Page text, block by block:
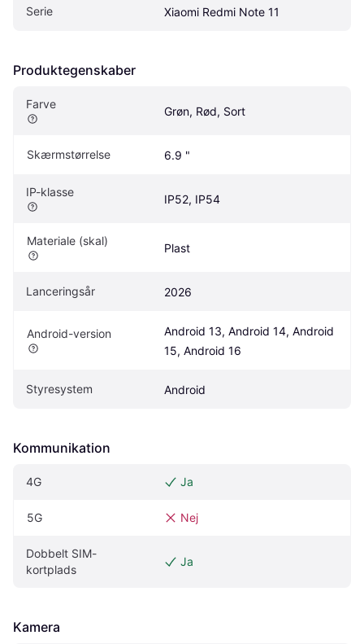
Serie Xiaomi Redmi Note 11
Produktegenskaber
Farve
Grøn, Rød, Sort
Skærmstørrelse 6.9 "
IP-klasse
IP52, IP54
Materiale (skal)
Plast
Lanceringsår 2026
Android-version
Android 13, Android 14, Android
15, Android 16
Styresystem Android
Kommunikation
4G Ja
5G Nej
Dobbelt SIM-
kortplads
Ja
Kamera